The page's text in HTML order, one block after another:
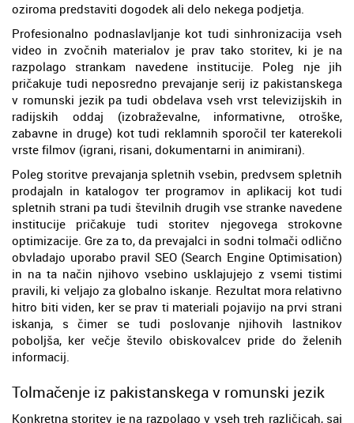
oziroma predstaviti dogodek ali delo nekega podjetja.
Profesionalno podnaslavljanje kot tudi sinhronizacija vseh
video in zvočnih materialov je prav tako storitev, ki je na
razpolago strankam navedene institucije. Poleg nje jih
pričakuje tudi neposredno prevajanje serij iz pakistanskega
v romunski jezik pa tudi obdelava vseh vrst televizijskih in
radijskih oddaj (izobraževalne, informativne, otroške,
zabavne in druge) kot tudi reklamnih sporočil ter katerekoli
vrste filmov (igrani, risani, dokumentarni in animirani).
Poleg storitve prevajanja spletnih vsebin, predvsem spletnih
prodajaln in katalogov ter programov in aplikacij kot tudi
spletnih strani pa tudi številnih drugih vse stranke navedene
institucije pričakuje tudi storitev njegovega strokovne
optimizacije. Gre za to, da prevajalci in sodni tolmači odlično
obvladajo uporabo pravil SEO (Search Engine Optimisation)
in na ta način njihovo vsebino usklajujejo z vsemi tistimi
pravili, ki veljajo za globalno iskanje. Rezultat mora relativno
hitro biti viden, ker se prav ti materiali pojavijo na prvi strani
iskanja, s čimer se tudi poslovanje njihovih lastnikov
poboljša, ker večje število obiskovalcev pride do želenih
informacij.
Tolmačenje iz pakistanskega v romunski jezik
Konkretna storitev je na razpolago v vseh treh različicah, saj